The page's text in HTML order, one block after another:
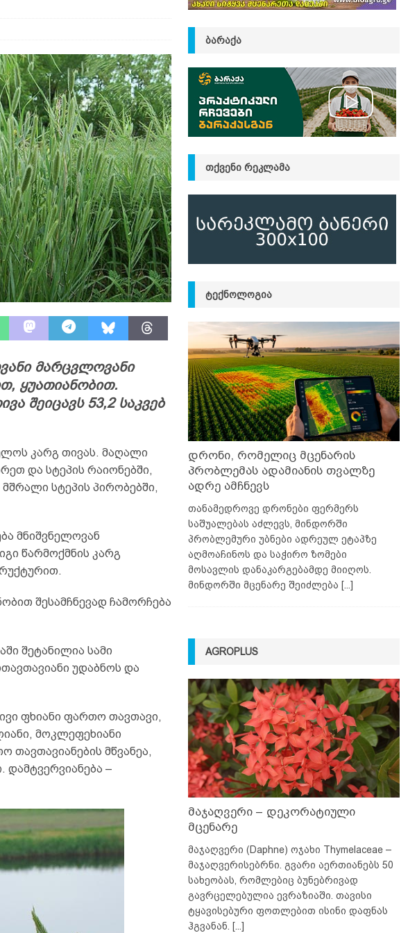
მარცვლოვანი
ყუათიანობით.
შეიცავს 53,2 საკვებ
კარგ თივას. მაღალი
და სტეპის რაიონებში,
სტეპის პირობებში,
მნიშვნელოვან
წარმოქმნის კარგ
შესამჩნევად ჩამორჩება
შეტანილია სამი
უდაბნოს და
ფხიანი ფართო თავთავი,
მოკლეფეხიანი
მწვანეა,
დამტვერვიანება –
ᲑᲐᲠᲐᲥᲐ
ᲗᲥᲕᲔᲜᲘ ᲠᲔᲙᲚᲐᲛᲐ
ᲢᲔᲥᲜᲝᲚᲝᲒᲘᲐ
დრონი, რომელიც მცენარის
პრობლემას ადამიანის თვალზე
ადრე ამჩნევს
თანამედროვე დრონები ფერმერს
საშუალებას აძლევს, მინდორში
პრობლემური უბნები ადრეულ ეტაპზე
აღმოაჩინოს და საჭირო ზომები
მოსავლის დანაკარგებამდე მიიღოს.
მინდორში მცენარე შეიძლება [...]
AGROPLUS
მაჯაღვერი – დეკორატიული
მცენარე
მაჯაღვერი (Daphne) ოჯახი Thymelaceae –
მაჯაღვერისებრნი. გვარი აერთიანებს 50
სახეობას, რომლებიც ბუნებრივად
გავრცელებულია ევრაზიაში. თავისი
ტყავისებური ფოთლებით ისინი დაფნას
ჰგვანან. [...]